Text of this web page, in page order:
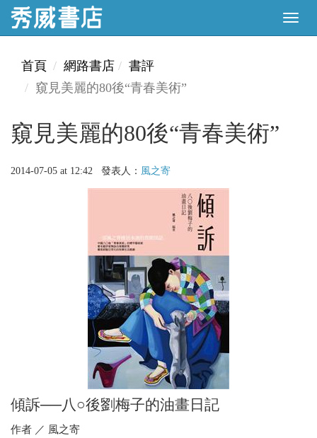
首頁 網路書店
書評
窺見美麗的80後“青春美術”
窺見美麗的80後“青春美術”
2014-07-05 at 12:42 發表人： 風之寄
傾訴──八○後劉梅子的油畫日記
作者 ／ 風之寄